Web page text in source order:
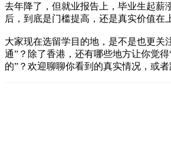
去年降了，但就业报告上，毕业生起薪
后，到底是门槛提高，还是真实价值在
大家现在选留学目的地，是不是也更关
通”？除了香港，还有哪些地方让你觉
的”？欢迎聊聊你看到的真实情况，或者